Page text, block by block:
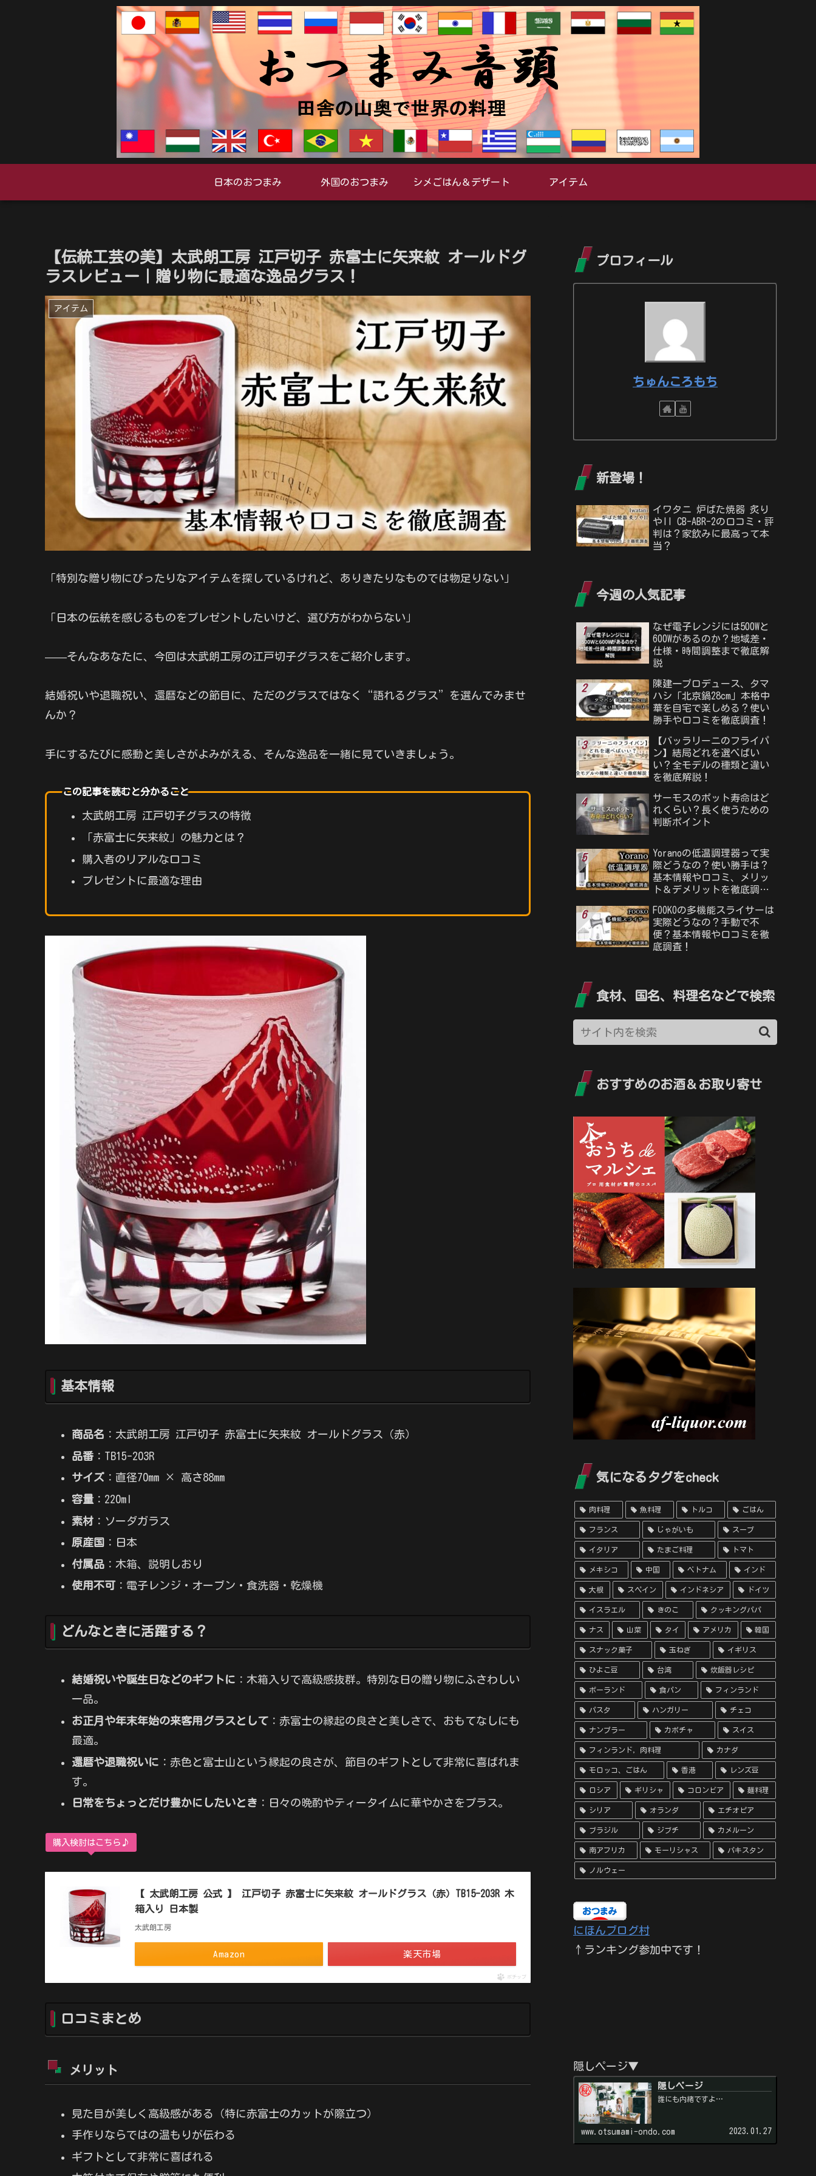
日本のおつまみ 外国のおつまみ シメごはん＆デザート アイテム
【伝統工芸の美】太武朗工房 江戸切子 赤富士に矢来紋 オールドグ
ラスレビュー｜贈り物に最適な逸品グラス！
アイテム
「特別な贈り物にぴったりなアイテムを探しているけれど、ありきたりなものでは物足りない」
「日本の伝統を感じるものをプレゼントしたいけど、選び方がわからない」
——そんなあなたに、今回は太武朗工房の江戸切子グラスをご紹介します。
結婚祝いや退職祝い、還暦などの節目に、ただのグラスではなく“語れるグラス”を選んでみませ
んか？
手にするたびに感動と美しさがよみがえる、そんな逸品を一緒に見ていきましょう。
この記事を読むと分かること
太武朗工房 江戸切子グラスの特徴
「赤富士に矢来紋」の魅力とは？
購入者のリアルな口コミ
プレゼントに最適な理由
基本情報
商品名 ：太武朗工房 江戸切子 赤富士に矢来紋 オールドグラス（赤）
品番：TB15-203R
サイズ：直径70mm × 高さ88mm
容量：220ml
素材：ソーダガラス
原産国：日本
付属品：木箱、説明しおり
使用不可：電子レンジ・オーブン・食洗器・乾燥機
どんなときに活躍する？
結婚祝いや誕生日などのギフトに ：木箱入りで高級感抜群。特別な日の贈り物にふさわしい
一品。
お正月や年末年始の来客用グラスとして：赤富士の縁起の良さと美しさで、おもてなしにも
最適。
還暦や退職祝いに ：赤色と富士山という縁起の良さが、節目のギフトとして非常に喜ばれま
す。
日常をちょっとだけ豊かにしたいとき ：日々の晩酌やティータイムに華やかさをプラス。
購入検討はこちら♪
【 太武朗工房 公式 】 江戸切子 赤富士に矢来紋 オールドグラス（赤）TB15-203R 木
箱入り 日本製
太武朗工房
Amazon 楽天市場
ポチップ
口コミまとめ
メリット
見た目が美しく高級感がある（特に赤富士のカットが際立つ）
手作りならではの温もりが伝わる
ギフトとして非常に喜ばれる
プロフィール
ちゅんころもち
新登場！
イワタニ 炉ばた焼器 炙り
やII CB-ABR-2の口コミ・評
判は？家飲みに最高って本
当？
今週の人気記事
なぜ電子レンジには500Wと
600Wがあるのか？地域差・
仕様・時間調整まで徹底解
説
陳建一プロデュース、タマ
ハシ「北京鍋28cm」本格中
華を自宅で楽しめる？使い
勝手や口コミを徹底調査！
【バッラリーニのフライパ
ン】結局どれを選べばい
い？全モデルの種類と違い
を徹底解説！
サーモスのポット寿命はど
れくらい？長く使うための
判断ポイント
Yoranoの低温調理器って実
際どうなの？使い勝手は？
基本情報や口コミ、メリッ
ト＆デメリットを徹底調
FOOKOの多機能スライサーは
実際どうなの？手動で不
便？基本情報や口コミを徹
底調査！
食材、国名、料理名などで検索
おすすめのお酒＆お取り寄せ
気になるタグをcheck
肉料理 魚料理 トルコ ごはん
フランス じゃがいも スープ
イタリア たまご料理 トマト
メキシコ 中国 ベトナム インド
大根 スペイン インドネシア ドイツ
イスラエル きのこ クッキングパパ
ナス 山菜 タイ アメリカ 韓国
スナック菓子 玉ねぎ イギリス
ひよこ豆 台湾 炊飯器レシピ
ポーランド 食パン フィンランド
パスタ ハンガリー チェコ
ナンプラー カボチャ スイス
フィンランド，肉料理 カナダ
モロッコ、ごはん 香港 レンズ豆
ロシア ギリシャ コロンビア 麺料理
シリア オランダ エチオピア
ブラジル ジブチ カメルーン
南アフリカ モーリシャス パキスタン
ノルウェー
にほんブログ村
↑ランキング参加中です！
隠しページ▼
隠しページ
誰にも内緒ですよ…
www.otsumami-ondo.com 2023.01.27